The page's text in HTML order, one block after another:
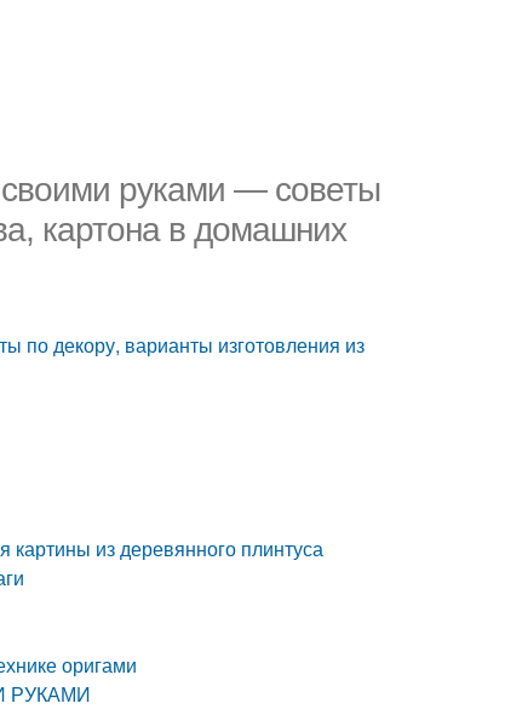
своими руками — советы
картона в домашних
по декору, варианты изготовления из
картины из деревянного плинтуса
оригами
РУКАМИ